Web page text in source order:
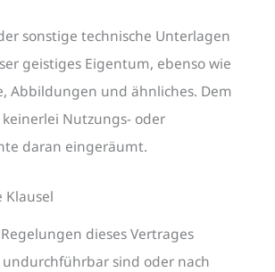
sonstige technische Unterlagen
geistiges Eigentum, ebenso wie
Abbildungen und ähnliches. Dem
Nutzungs- oder
daran eingeräumt.
Klausel
dieses Vertrages
sind oder nach